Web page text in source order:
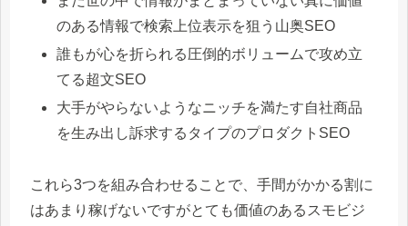
のある情報で検索上位表示を狙う山奥SEO
誰もが心を折られる圧倒的ボリュームで攻め立
てる超文SEO
大手がやらないようなニッチを満たす自社商品
を生み出し訴求するタイプのプロダクトSEO
これら3つを組み合わせることで、手間がかかる割に
はあまり稼げないですがとても価値のあるスモビジ